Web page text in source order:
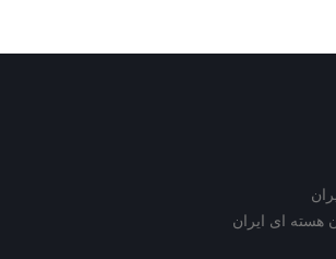
هسته ای ایران